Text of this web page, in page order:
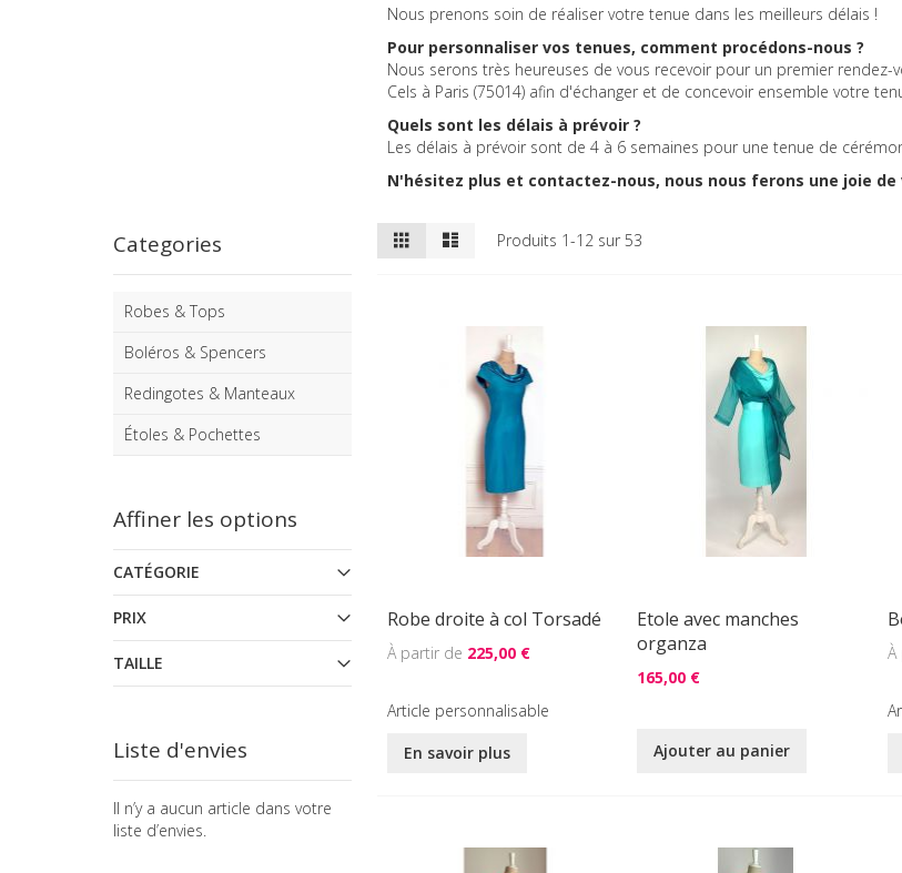
Nous prenons soin de réaliser votre tenue dans les meilleurs délais !
Pour personnaliser vos tenues, comment procédons-nous ?
Nous serons très heureuses de vous recevoir pour un premier
Cels à Paris (75014) afin d'échanger et de concevoir ensemble votre
Quels sont les délais à prévoir ?
Les délais à prévoir sont de 4 à 6 semaines pour une tenue de
N'hésitez plus et contactez-nous, nous nous ferons une joie
Afficher
en
Grille Produits 1-12sur 53
Robe droite à col Torsadé
225,00 €
Article personnalisable
En savoir plus
Etole avec manches
organza
165,00 €
Ajouter au panier
Categories
Robes & Tops
Boléros & Spencers
Redingotes & Manteaux
Étoles & Pochettes
Affiner les options
CATÉGORIE
PRIX
TAILLE
Liste d'envies
Il n’y a aucun article dans votre
liste d’envies.